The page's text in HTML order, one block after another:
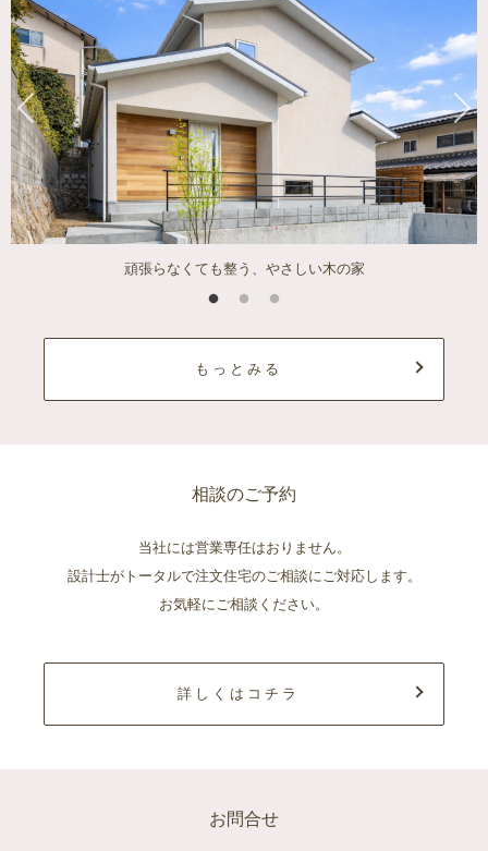
頑張らなくても整う、やさしい木の家
もっとみる
相談のご予約
当社には営業専任はおりません。
設計士がトータルで注文住宅のご相談にご対応します。
お気軽にご相談ください。
詳しくはコチラ
お問合せ